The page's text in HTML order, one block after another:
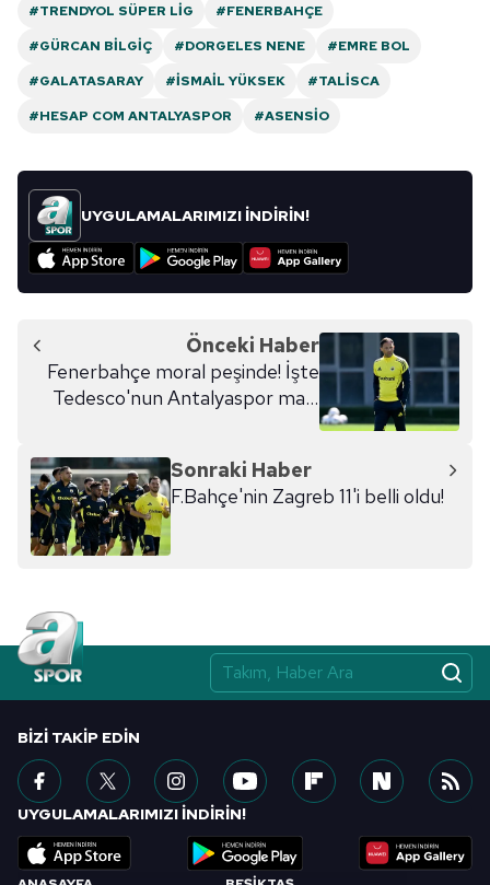
#TRENDYOL SÜPER LIG
#FENERBAHÇE
#GÜRCAN BILGIÇ
#DORGELES NENE
#EMRE BOL
#GALATASARAY
#İSMAIL YÜKSEK
#TALISCA
#HESAP COM ANTALYASPOR
#ASENSIO
UYGULAMALARIMIZI İNDİRİN!
Önceki Haber
Fenerbahçe moral peşinde! İşte
Tedesco'nun Antalyaspor maçı
Sonraki Haber
F.Bahçe'nin Zagreb 11'i belli oldu!
BIZI TAKIP EDIN
UYGULAMALARIMIZI İNDİRİN!